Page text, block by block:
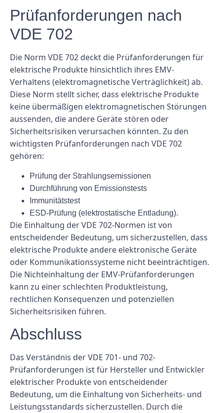
Prüfanforderungen nach
VDE 702
Die Norm VDE 702 deckt die Prüfanforderungen für
elektrische Produkte hinsichtlich ihres EMV-
Verhaltens (elektromagnetische Verträglichkeit) ab.
Diese Norm stellt sicher, dass elektrische Produkte
keine übermäßigen elektromagnetischen Störungen
aussenden, die andere Geräte stören oder
Sicherheitsrisiken verursachen könnten. Zu den
wichtigsten Prüfanforderungen nach VDE 702
gehören:
Prüfung der Strahlungsemissionen
Durchführung von Emissionstests
Immunitätstest
ESD-Prüfung (elektrostatische Entladung).
Die Einhaltung der VDE 702-Normen ist von
entscheidender Bedeutung, um sicherzustellen, dass
elektrische Produkte andere elektronische Geräte
oder Kommunikationssysteme nicht beeinträchtigen.
Die Nichteinhaltung der EMV-Prüfanforderungen
kann zu einer schlechten Produktleistung,
rechtlichen Konsequenzen und potenziellen
Sicherheitsrisiken führen.
Abschluss
Das Verständnis der VDE 701- und 702-
Prüfanforderungen ist für Hersteller und Entwickler
elektrischer Produkte von entscheidender
Bedeutung, um die Einhaltung von Sicherheits- und
Leistungsstandards sicherzustellen. Durch die